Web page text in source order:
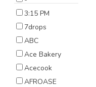
3:15 PM
7drops
ABC
Ace Bakery
Acecook
AFROASE